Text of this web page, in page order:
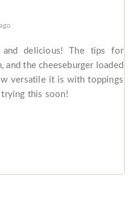
and delicious! The tips for
the cheeseburger loaded
versatile it is with toppings
this soon!